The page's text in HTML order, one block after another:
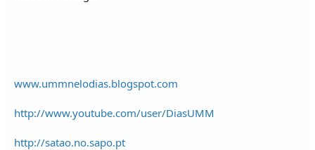
www.ummnelodias.blogspot.com
http://www.youtube.com/user/DiasUMM
http://satao.no.sapo.pt